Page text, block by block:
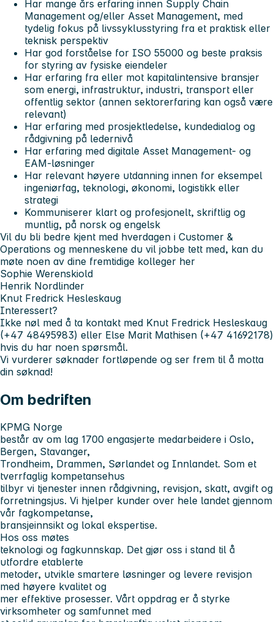
Har mange års erfaring innen Supply Chain
Management og/eller Asset Management, med
tydelig fokus på livssyklusstyring fra et praktisk eller
teknisk perspektiv
Har god forståelse for ISO 55000 og beste praksis
for styring av fysiske eiendeler
Har erfaring fra eller mot kapitalintensive bransjer
som energi, infrastruktur, industri, transport eller
offentlig sektor (annen sektorerfaring kan også være
relevant)
Har erfaring med prosjektledelse, kundedialog og
rådgivning på ledernivå
Har erfaring med digitale Asset Management‑ og
EAM‑løsninger
Har relevant høyere utdanning innen for eksempel
ingeniørfag, teknologi, økonomi, logistikk eller
strategi
Kommuniserer klart og profesjonelt, skriftlig og
muntlig, på norsk og engelsk
Vil du bli bedre kjent med hverdagen i Customer &
Operations og menneskene du vil jobbe tett med, kan du
møte noen av dine fremtidige kolleger her
Sophie Werenskiold
Henrik Nordlinder
Knut Fredrick Hesleskaug
Interessert?
Ikke nøl med å ta kontakt med Knut Fredrick Hesleskaug
(+47 48495983) eller Else Marit Mathisen (+47 41692178)
hvis du har noen spørsmål.
Vi vurderer søknader fortløpende og ser frem til å motta
din søknad!
Om bedriften
KPMG Norge
består av om lag 1700 engasjerte medarbeidere i Oslo,
Bergen, Stavanger,
Trondheim, Drammen, Sørlandet og Innlandet. Som et
tverrfaglig kompetansehus
tilbyr vi tjenester innen rådgivning, revisjon, skatt, avgift og
forretningsjus. Vi hjelper kunder over hele landet gjennom
vår fagkompetanse,
bransjeinnsikt og lokal ekspertise.
Hos oss møtes
teknologi og fagkunnskap. Det gjør oss i stand til å
utfordre etablerte
metoder, utvikle smartere løsninger og levere revisjon
med høyere kvalitet og
mer effektive prosesser. Vårt oppdrag er å styrke
virksomheter og samfunnet med